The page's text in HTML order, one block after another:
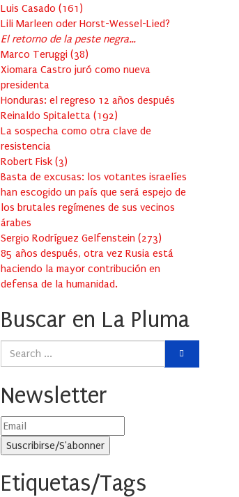
Luis Casado (161 )
Lili Marleen oder Horst-Wessel-Lied?
El retorno de la peste negra…
Marco Teruggi (38)
Xiomara Castro juró como nueva
presidenta
Honduras: el regreso 12 años después
Reinaldo Spitaletta (192)
La sospecha como otra clave de
resistencia
Robert Fisk (3)
Basta de excusas: los votantes israelíes
han escogido un país que será espejo de
los brutales regímenes de sus vecinos
árabes
Sergio Rodríguez Gelfenstein (273)
85 años después, otra vez Rusia está
haciendo la mayor contribución en
defensa de la humanidad.
Buscar en La Pluma
Newsletter
Etiquetas/Tags